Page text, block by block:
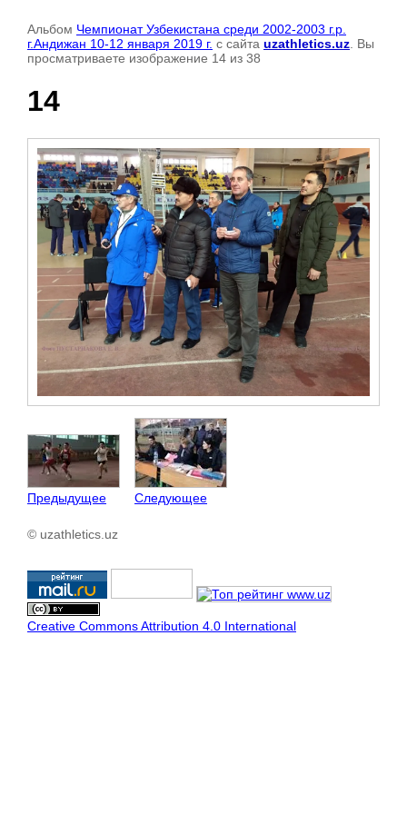
Альбом Чемпионат Узбекистана среди 2002-2003 г.р.
г.Андижан 10-12 января 2019 г. с сайта uzathletics.uz . Вы
просматриваете изображение 14 из 38
14
Предыдущее Следующее
© uzathletics.uz
Creative Commons Attribution 4.0 International